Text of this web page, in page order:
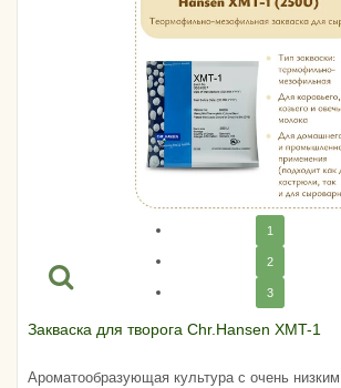
1
2
3
Закваска для творога Chr.Hansen XMT-1
Ароматообразующая культура с очень